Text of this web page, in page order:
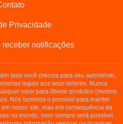
Privacidade
receber notificações
tudo você precisa para seu automóvel,
legais aos seus leitores. Nunca
valor para liberar produtos (mesmo
Nós fazemos o possível para manter
nosso site, mas em consequência da
no mundo, nem sempre será possível.